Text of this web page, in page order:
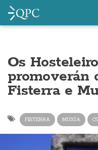
Os
promoverán
Fisterra e
FISTERRA MUXÍA